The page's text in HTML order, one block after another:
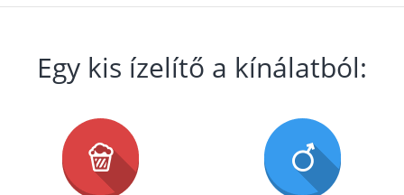
Egy kis ízelítő a kínálatból: